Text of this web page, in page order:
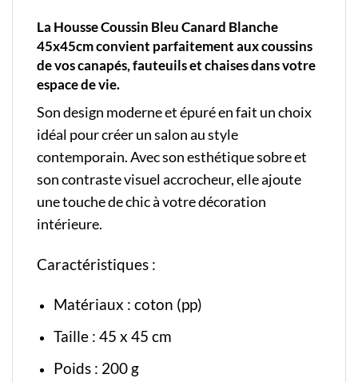
La Housse Coussin Bleu Canard Blanche
45x45cm convient parfaitement aux coussins
de vos canapés, fauteuils et chaises dans votre
espace de vie.
Son design moderne et épuré en fait un choix
idéal pour créer un salon au style
contemporain. Avec son esthétique sobre et
son contraste visuel accrocheur, elle ajoute
une touche de chic à votre décoration
intérieure.
Caractéristiques :
Matériaux : coton (pp)
Taille : 45 x 45 cm
Poids : 200 g